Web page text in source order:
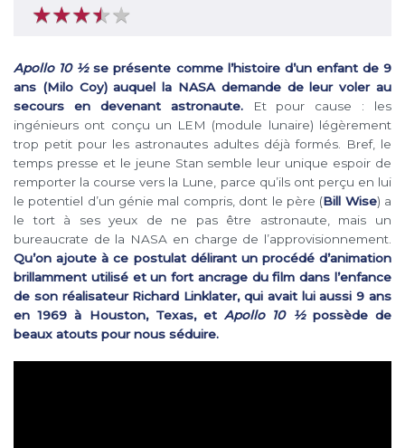
★★★★★
★★★★★
Apollo 10 ½se présente comme l’histoire d’un enfant de 9
ans (Milo Coy) auquel la NASA demande de leur voler au
secours en devenant astronaute.Et pour cause : les
ingénieurs ont conçu un LEM (module lunaire) légèrement
trop petit pour les astronautes adultes déjà formés. Bref, le
temps presse et le jeune Stan semble leur unique espoir de
remporter la course vers la Lune, parce qu’ils ont perçu en lui
le potentiel d’un génie mal compris, dont le père (Bill Wise) a
le tort à ses yeux de ne pas être astronaute, mais un
bureaucrate de la NASA en charge de l’approvisionnement.
Qu’on ajoute à ce postulat délirant un procédé d’animation
brillamment utilisé et un fort ancrage du film dans l’enfance
de son réalisateur Richard Linklater, qui avait lui aussi 9 ans
en 1969 à Houston, Texas, etApollo 10 ½ possède de
beaux atouts pour nous séduire.